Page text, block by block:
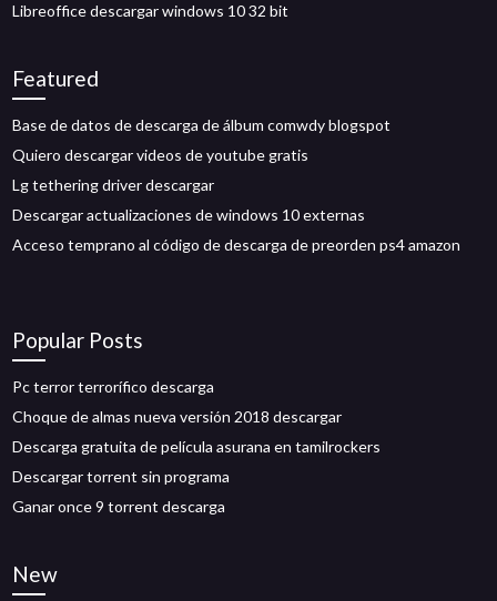
Libreoffice descargar windows 10 32 bit
Featured
Base de datos de descarga de álbum comwdy blogspot
Quiero descargar videos de youtube gratis
Lg tethering driver descargar
Descargar actualizaciones de windows 10 externas
Acceso temprano al código de descarga de preorden ps4 amazon
Popular Posts
Pc terror terrorífico descarga
Choque de almas nueva versión 2018 descargar
Descarga gratuita de película asurana en tamilrockers
Descargar torrent sin programa
Ganar once 9 torrent descarga
New